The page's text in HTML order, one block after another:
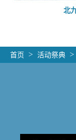
北
首页 活动祭典